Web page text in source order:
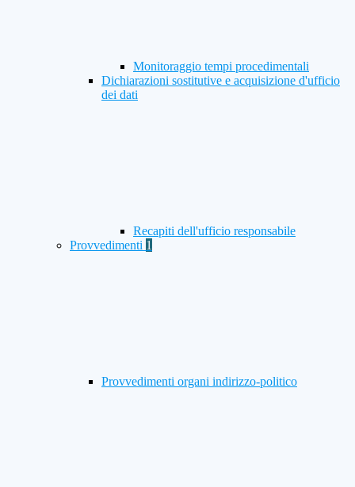
Monitoraggio tempi procedimentali
Dichiarazioni sostitutive e acquisizione d'ufficio
dei dati
Recapiti dell'ufficio responsabile
Provvedimenti 1
Provvedimenti organi indirizzo-politico